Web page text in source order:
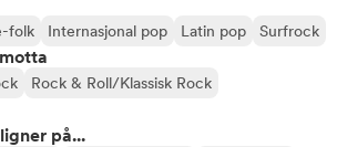
folk Internasjonal pop Latin pop Surfrock
Rock & Roll/Klassisk Rock
på...